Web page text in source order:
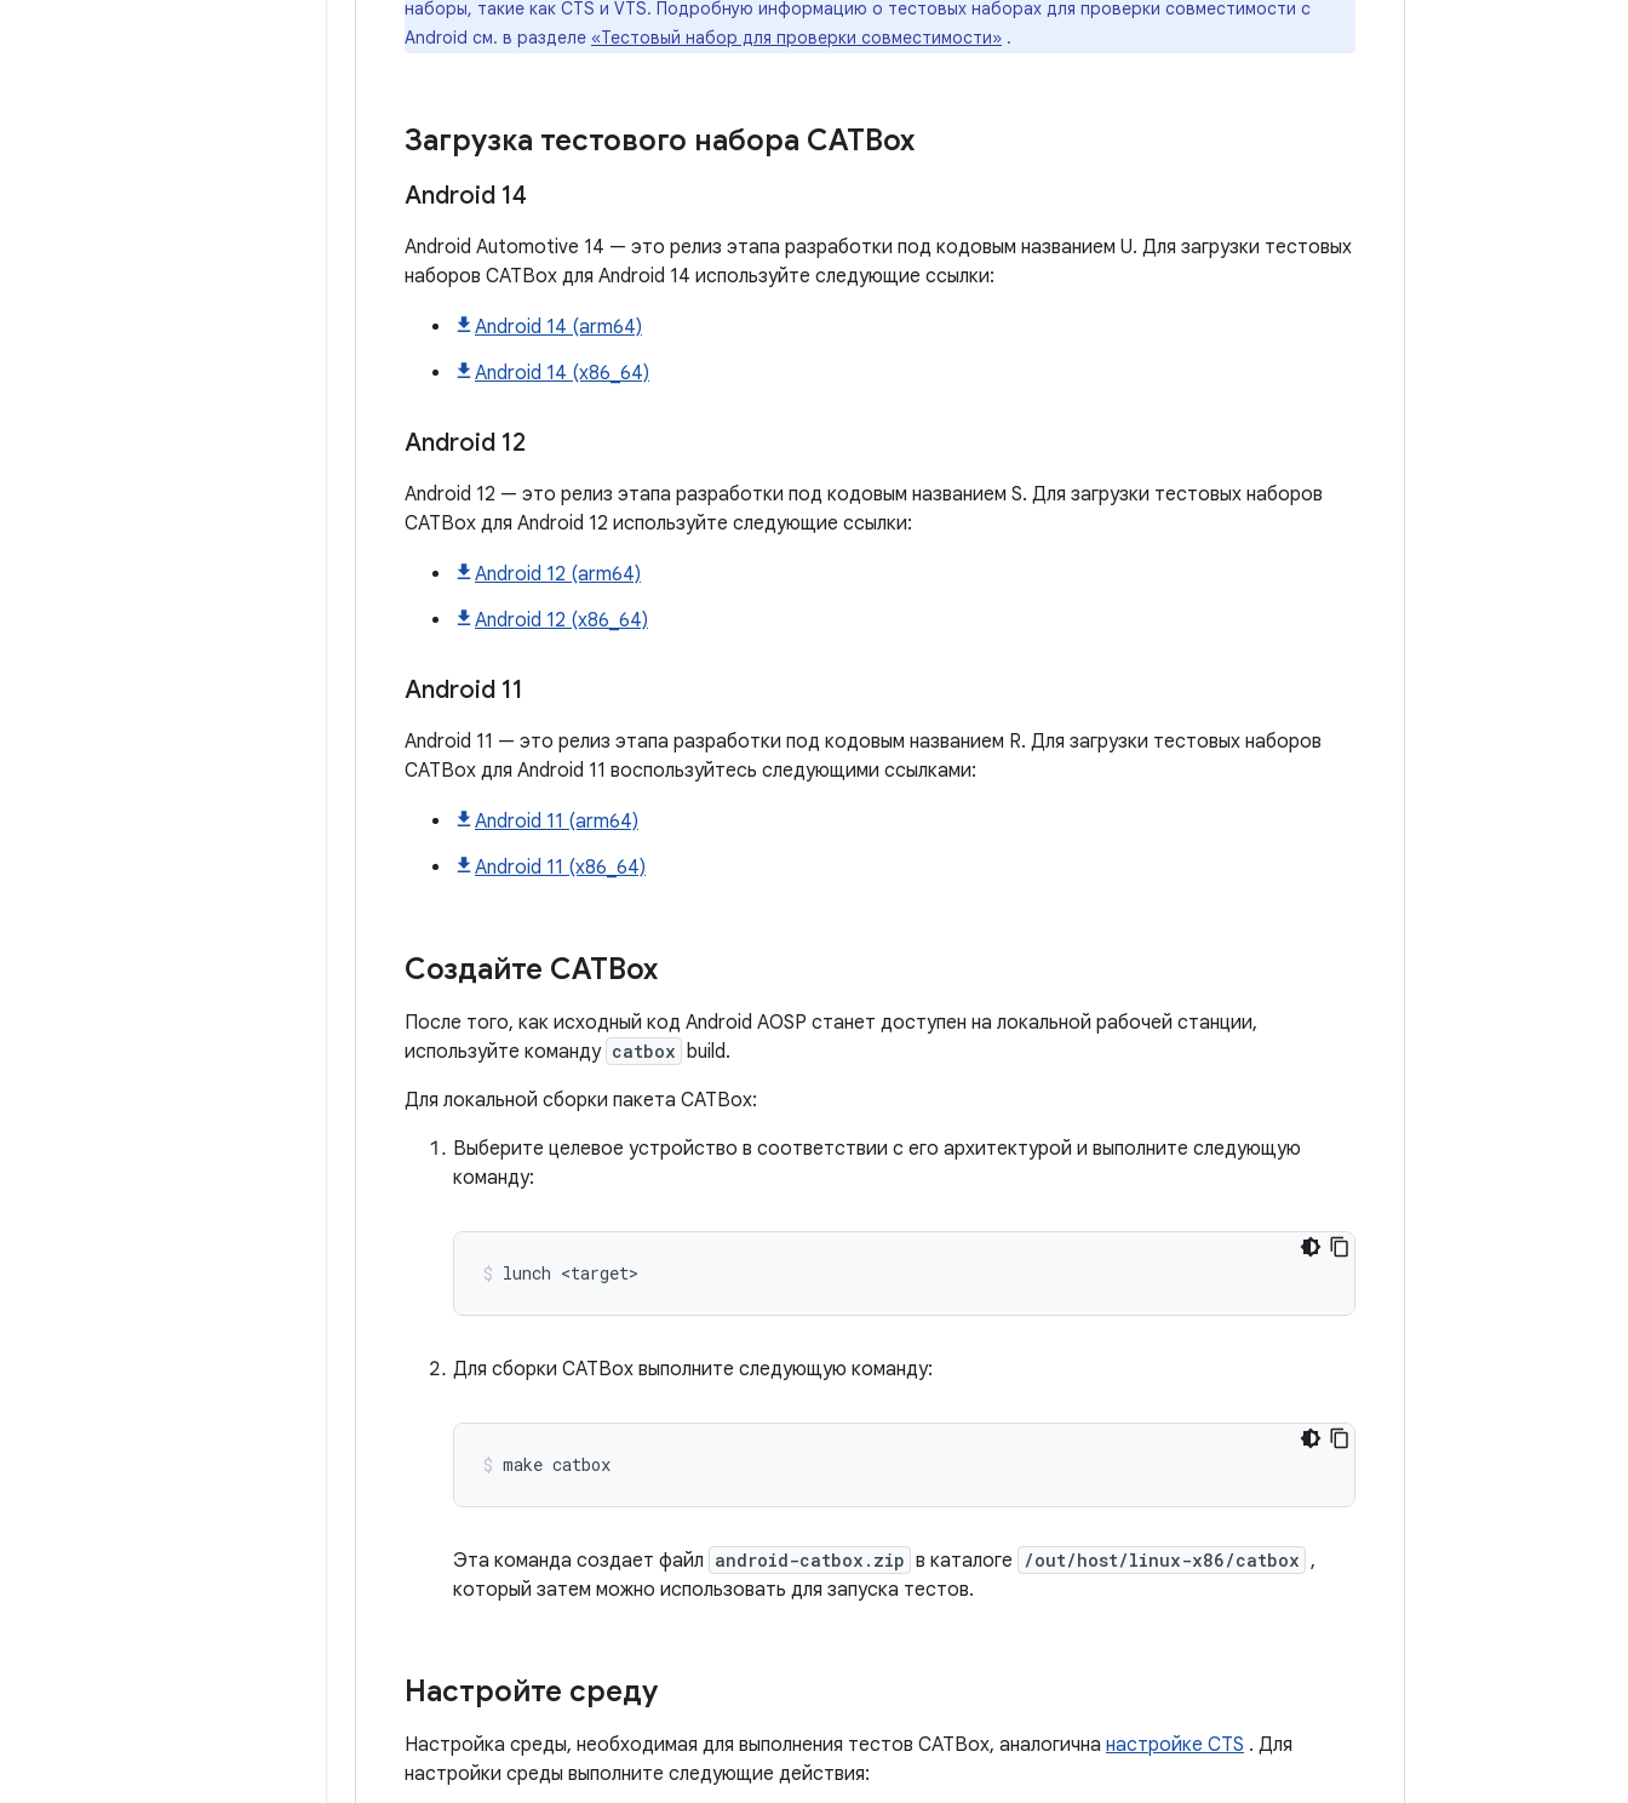
наборы, такие как CTS и VTS. Подробную информацию о тестовых наборах для проверки совместимости с
Android см. в разделе «Тестовый набор для проверки совместимости» .
Загрузка тестового набора CATBox
Android 14
Android Automotive 14 — это релиз этапа разработки под кодовым названием U. Для загрузки тестовых
наборов CATBox для Android 14 используйте следующие ссылки:
Android 14 (arm64)
Android 14 (x86_64)
Android 12
Android 12 — это релиз этапа разработки под кодовым названием S. Для загрузки тестовых наборов
CATBox для Android 12 используйте следующие ссылки:
Android 12 (arm64)
Android 12 (x86_64)
Android 11
Android 11 — это релиз этапа разработки под кодовым названием R. Для загрузки тестовых наборов
CATBox для Android 11 воспользуйтесь следующими ссылками:
Android 11 (arm64)
Android 11 (x86_64)
Создайте CATBox
После того, как исходный код Android AOSP станет доступен на локальной рабочей станции,
используйте команду catbox build.
Для локальной сборки пакета CATBox:
Выберите целевое устройство в соответствии с его архитектурой и выполните следующую
команду:
lunch <target>
Для сборки CATBox выполните следующую команду:
make catbox
Эта команда создает файл android-catbox.zip в каталоге /out/host/linux-x86/catbox ,
который затем можно использовать для запуска тестов.
Настройте среду
Настройка среды, необходимая для выполнения тестов CATBox, аналогична настройке CTS . Для
настройки среды выполните следующие действия: